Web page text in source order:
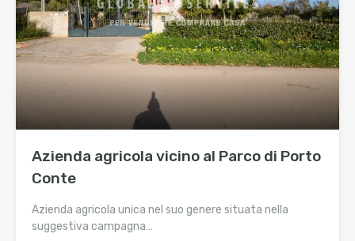
Azienda agricola vicino al Parco di Porto
Conte
Azienda agricola unica nel suo genere situata nella
suggestiva campagna…